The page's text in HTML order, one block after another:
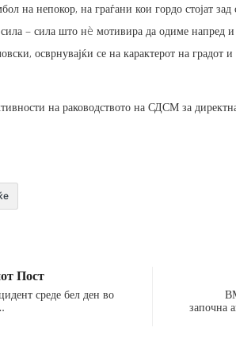
на непокор, на граѓани кои гордо стојат
– сила што нè мотивира да одиме напред
осврнувајќи се на карактерот на
на раководството на СДСМ за
Пост
среде бел ден во
започна